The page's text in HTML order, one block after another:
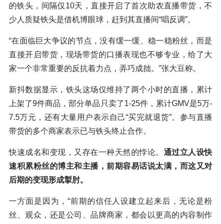
的铁头，间隔仅10天，直接开启了首次助农直播带货，不
少人质疑铁头是借机博眼球，赶到其直播间“唱反调”。
“在面临巨大争议的节点，没有缓一缓、稳一稳粉丝，而是
直接开启带货，现场带货的口播表现也不够专业，给了大
家一个非常重要的反抗着力点，弄巧成拙。”张大豆称。
新抖数据显示，铁头这场仅维持了两个小时的直播，累计
上架了9件商品，部分单品只卖了1-25件，累计GMV是5万-
7.5万元，还有大量用户表示自己“买完就退货”。参与直播
带货的多个商家表示已与铁头终止合作。
快速成名和变现，又存在一种天然的悖论。 通过立人设快
速积累粉丝的博主和主播，前期容易话说太满，而这又对
后期的变现形成掣肘。
一方面是因为，“前期的信任人设建立起来后，无论是粉
丝、观众，还是公司、品牌商家，都会以更高的内容制作